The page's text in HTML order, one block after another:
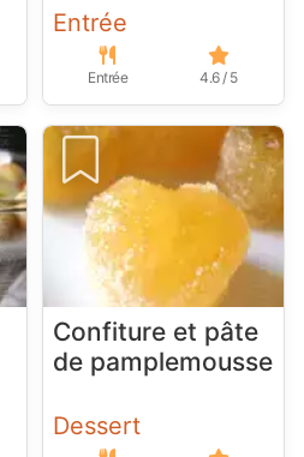
Entrée
Entrée 4.6 / 5
Confiture et pâte
de pamplemousse
Dessert